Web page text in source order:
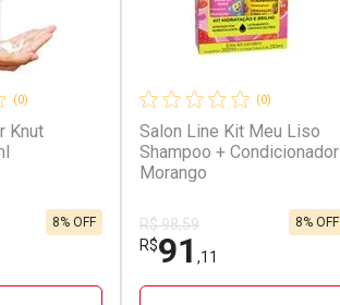
(0)
Knut
8% OFF
(0)
Salon Line Kit Meu Liso
Shampoo + Condicionador
Morango
R$ 98,59
R$91 ,11
8% OFF